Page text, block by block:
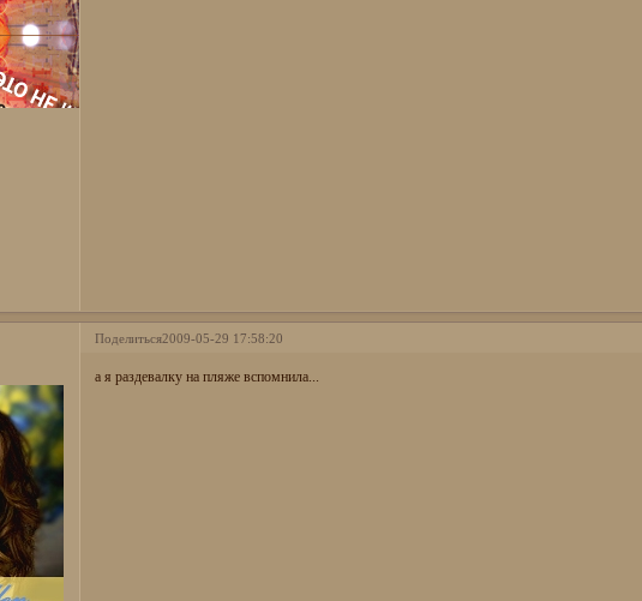
Поделиться2009-05-29 17:58:20
а я раздевалку на пляже вспомнила...